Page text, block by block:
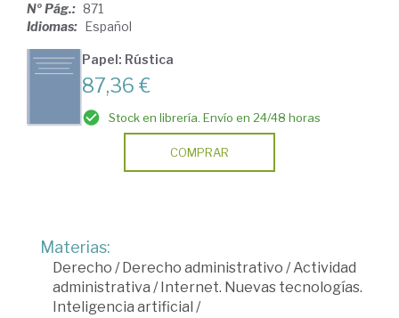
Nº Pág.: 871
Idiomas: Español
Papel: Rústica
87,36 €
Stock en librería. Envío en 24/48 horas
COMPRAR
Materias:
Derecho /Derecho administrativo /Actividad
administrativa /Internet. Nuevas tecnologías.
Inteligencia artificial /